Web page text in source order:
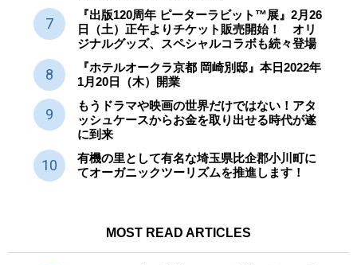
『出版120周年 ピーターラビット™展』2月26
日（土）正午よりチケット販売開始！ オリ
ジナルグッズ、スペシャルコラボも続々登場
『ホテルオークラ京都 岡崎別邸』本日2022年
1月20日（木）開業
もうドラマや映画の世界だけではない！アタ
ッシュケースからお金を取り出せる時代が遂
に到来
有機の里として有名な埼玉県比企郡小川町に
てオーガニックツーリズムを推進します！
MOST READ ARTICLES